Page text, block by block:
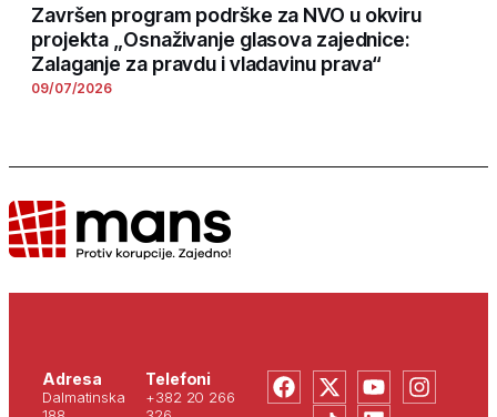
Završen program podrške za NVO u okviru
projekta „Osnaživanje glasova zajednice:
Zalaganje za pravdu i vladavinu prava“
09/07/2026
Adresa
Dalmatinska
Telefoni
+382 20 266